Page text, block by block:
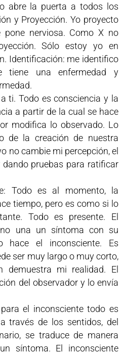
abre la puerta a todos los
y Proyección. Yo proyecto
nerviosa. Como X no
Sólo estoy yo en
Identificación: me identifico
tiene una enfermedad y
ti. Todo es consciencia y la
a partir de la cual se hace
modifica lo observado. Lo
de la creación de nuestra
no cambie mi percepción, el
pruebas para ratificar
Todo es al momento, la
tiempo, pero es como si lo
Todo es presente. El
una un síntoma con su
el inconsciente. Es
ser muy largo o muy corto,
demuestra mi realidad. El
del observador y lo envía
el inconsciente todo es
través de los sentidos, del
se traduce de manera
síntoma. El inconsciente